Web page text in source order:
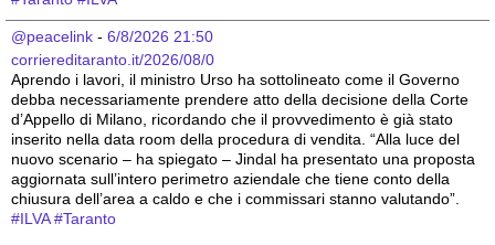
@peacelink - 6/8/2026 21:50
corriereditaranto.it/2026/08/0
Aprendo i lavori, il ministro Urso ha sottolineato come il Governo
debba necessariamente prendere atto della decisione della Corte
d’Appello di Milano, ricordando che il provvedimento è già stato
inserito nella data room della procedura di vendita. “Alla luce del
nuovo scenario – ha spiegato – Jindal ha presentato una proposta
aggiornata sull’intero perimetro aziendale che tiene conto della
chiusura dell’area a caldo e che i commissari stanno valutando”.
#ILVA #Taranto